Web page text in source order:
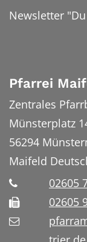
Newsletter
Pfarrei
Zentrales
Münsterplatz
56294
Maifeld
02605
02605